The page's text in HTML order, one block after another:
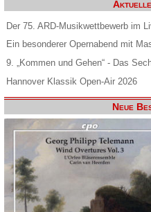
Der 75. ARD-Musikwettbewerb im
Ein besonderer Opernabend mit
9. „Kommen und Gehen“ - Das
Hannover Klassik Open-Air 2026
Neue